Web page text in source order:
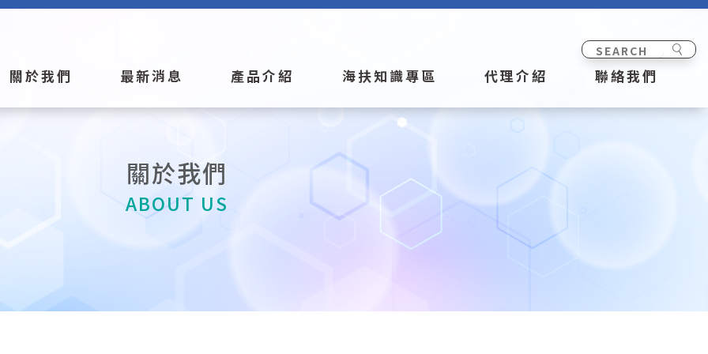
關於我們 最新消息 產品介紹 海扶知識專區 代理介紹 聯絡我們
關於我們
ABOUT US